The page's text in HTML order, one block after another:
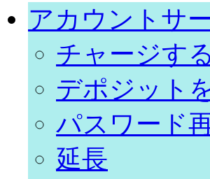
アカウントサ
チャージする
デポジット
パスワード
延長